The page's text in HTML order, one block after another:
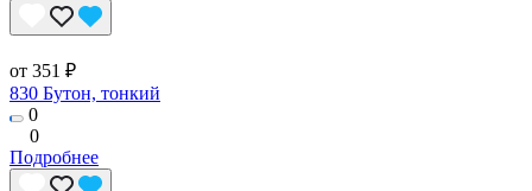
от 351 ₽
830 Бутон, тонкий
0
0
Подробнее